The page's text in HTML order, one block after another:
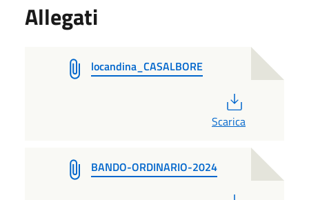
Allegati
locandina_CASALBORE
Scarica
BANDO-ORDINARIO-2024